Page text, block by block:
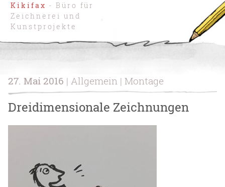
Kikifax - Büro für
Zeichnerei und
Kunstprojekte
27. Mai 2016 | Allgemein | Montage
Dreidimensionale Zeichnungen